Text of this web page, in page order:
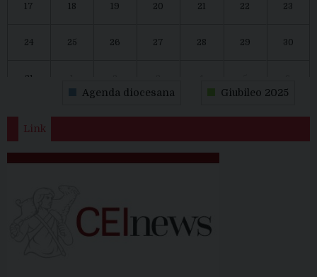
17 18 19 20 21 22 23
24 25 26 27 28 29 30
31
Agenda diocesana Giubileo 2025
Link